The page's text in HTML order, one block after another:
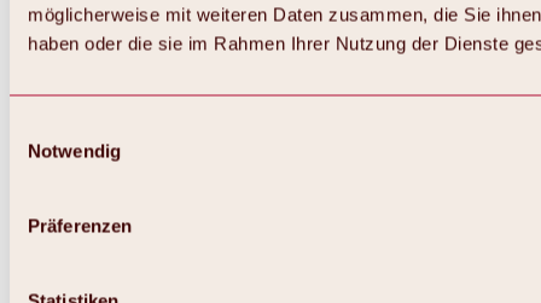
möglicherweise mit weiteren Daten zusammen, die Sie
haben oder die sie im Rahmen Ihrer Nutzung der Dienste
Notwendig
Präferenzen